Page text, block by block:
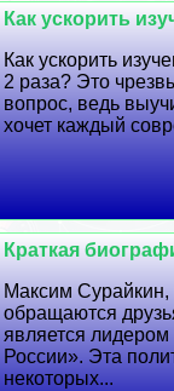
Как ускорить
Как ускорить
2 раза? Это
вопрос, ведь
хочет каждый
Краткая
Максим Сурайкин,
обращаются
является
России». Эта
некоторых...